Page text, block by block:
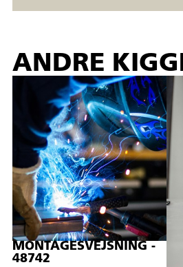
ANDRE
MONTAGESVEJSNING -
48742